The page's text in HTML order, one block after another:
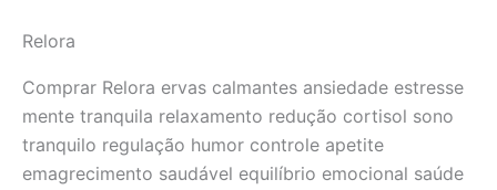
Relora
Comprar Relora ervas calmantes ansiedade estresse
mente tranquila relaxamento redução cortisol sono
tranquilo regulação humor controle apetite
emagrecimento saudável equilíbrio emocional saúde